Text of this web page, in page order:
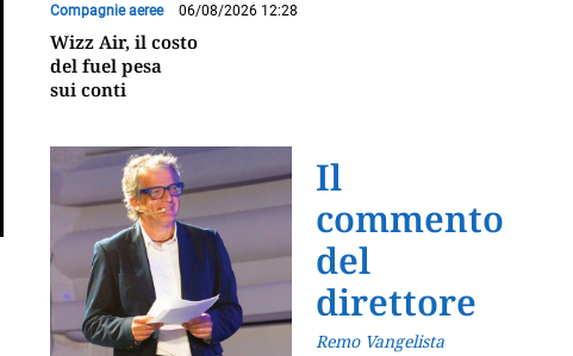
Compagnie aeree 06/08/2026 12:28
Wizz Air, il costo
del fuel pesa
sui conti
Il
commento
del
direttore
Remo Vangelista